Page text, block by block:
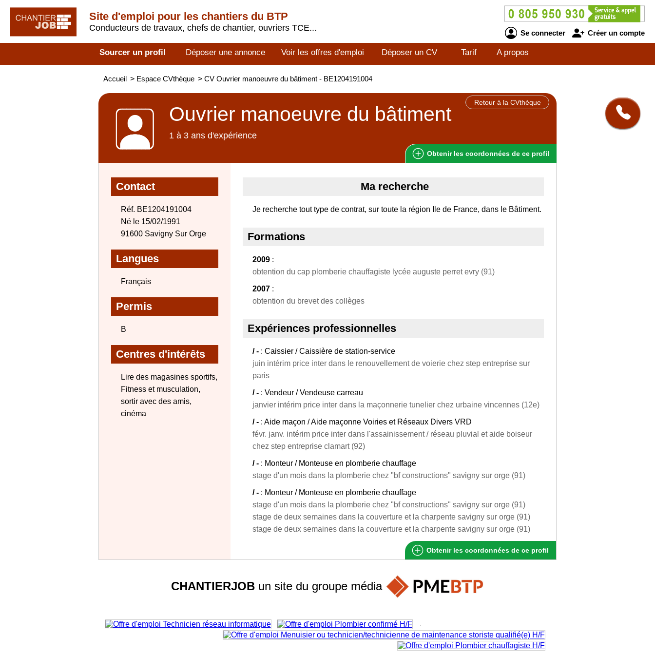
Site d'emploi pour les chantiers du BTP
Conducteurs de travaux, chefs de chantier, ouvriers TCE...
Se connecter Créer un compte
Sourcer un profil Déposer une annonce Voir les offres d'emploi Déposer un CV Tarif A propos
Accueil > Espace CVthèque > CV Ouvrier manoeuvre du bâtiment - BE1204191004
Retour à la CVthèque
Ouvrier manoeuvre du bâtiment
1 à 3 ans d'expérience
Obtenir les coordonnées de ce profil
Contact
Réf. BE1204191004
Né le 15/02/1991
91600 Savigny Sur Orge
Langues
Français
Permis
B
Centres d'intérêts
Lire des magasines sportifs,
Fitness et musculation,
sortir avec des amis,
cinéma
Ma recherche
Je recherche tout type de contrat, sur toute la région Ile de France, dans le Bâtiment.
Formations
2009 :
obtention du cap plomberie chauffagiste lycée auguste perret evry (91)
2007 :
obtention du brevet des collèges
Expériences professionnelles
/ - : Caissier / Caissière de station-service
juin intérim price inter dans le renouvellement de voierie chez step entreprise sur
paris
/ - : Vendeur / Vendeuse carreau
janvier intérim price inter dans la maçonnerie tunelier chez urbaine vincennes (12e)
/ - : Aide maçon / Aide maçonne Voiries et Réseaux Divers VRD
févr. janv. intérim price inter dans l'assainissement / réseau pluvial et aide boiseur
chez step entreprise clamart (92)
/ - : Monteur / Monteuse en plomberie chauffage
stage d'un mois dans la plomberie chez "bf constructions" savigny sur orge (91)
/ - : Monteur / Monteuse en plomberie chauffage
stage d'un mois dans la plomberie chez "bf constructions" savigny sur orge (91)
stage de deux semaines dans la couverture et la charpente savigny sur orge (91)
stage de deux semaines dans la couverture et la charpente savigny sur orge (91)
Obtenir les coordonnées de ce profil
CHANTIERJOBun site du groupe média